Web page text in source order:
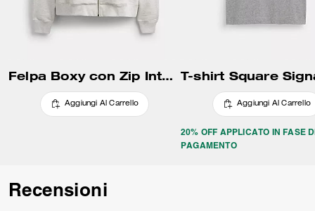
Felpa Boxy con Zip Integrale
Aggiungi Al Carrello Aggiungi Al Carrello
20% OFF APPLICATO IN FASE
PAGAMENTO
Recensioni